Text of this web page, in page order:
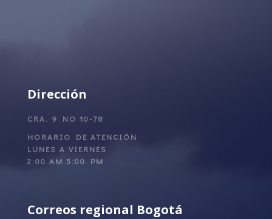
Dirección
CRA. 9 NO 10-78
HORARIO DE ATENCIÓN
LUNES A VIERNES
2:00 AM 5:00 PM
Correos regional Bogotá